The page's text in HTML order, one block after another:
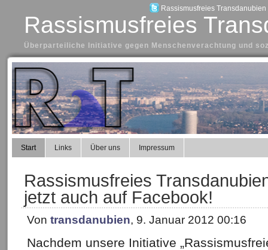
Rassismusfreies Transdanubien
Rassismusfreies
Überparteiliche Initiative gegen Menschenverachtung und
Start Links Über uns Impressum
Rassismusfreies
jetzt auch auf Facebook!
Von transdanubien, 9. Januar 2012 00:16
Nachdem unsere Initiative